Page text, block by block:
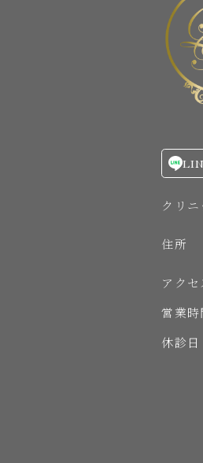
クリニ
住所
アクセ
営業時
休診日